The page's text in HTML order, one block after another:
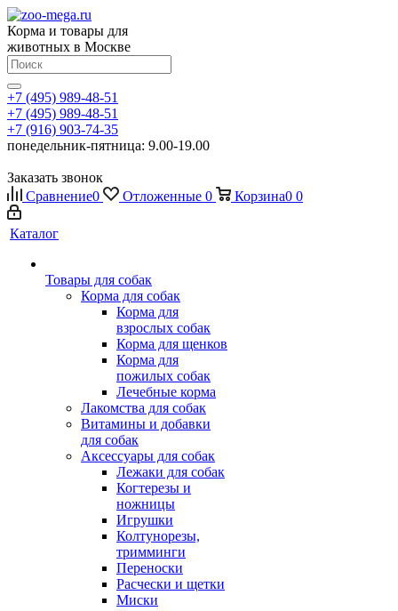
Корма и товары для
животных в Москве
+7 (495) 989-48-51
+7 (495) 989-48-51
+7 (916) 903-74-35
понедельник-пятница: 9.00-19.00
Заказать звонок
Сравнение0 Отложенные 0 Корзина0 0
Каталог
Товары для собак
Корма для собак
Корма для
взрослых собак
Корма для щенков
Корма для
пожилых собак
Лечебные корма
Лакомства для собак
Витамины и добавки
для собак
Аксессуары для собак
Лежаки для собак
Когтерезы и
ножницы
Игрушки
Колтунорезы,
тримминги
Переноски
Расчески и щетки
Миски